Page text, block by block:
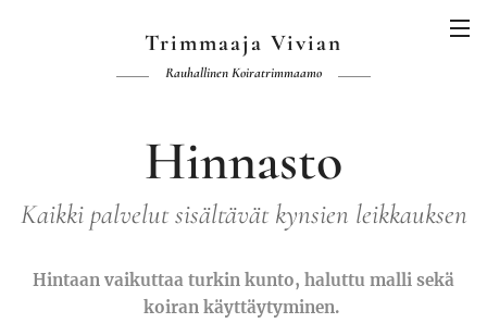
Trimmaaja Vivian
Rauhallinen Koiratrimmaamo
Hinnasto
Kaikki palvelut sisältävät kynsien leikkauksen
Hintaan vaikuttaa turkin kunto, haluttu malli sekä
koiran käyttäytyminen.